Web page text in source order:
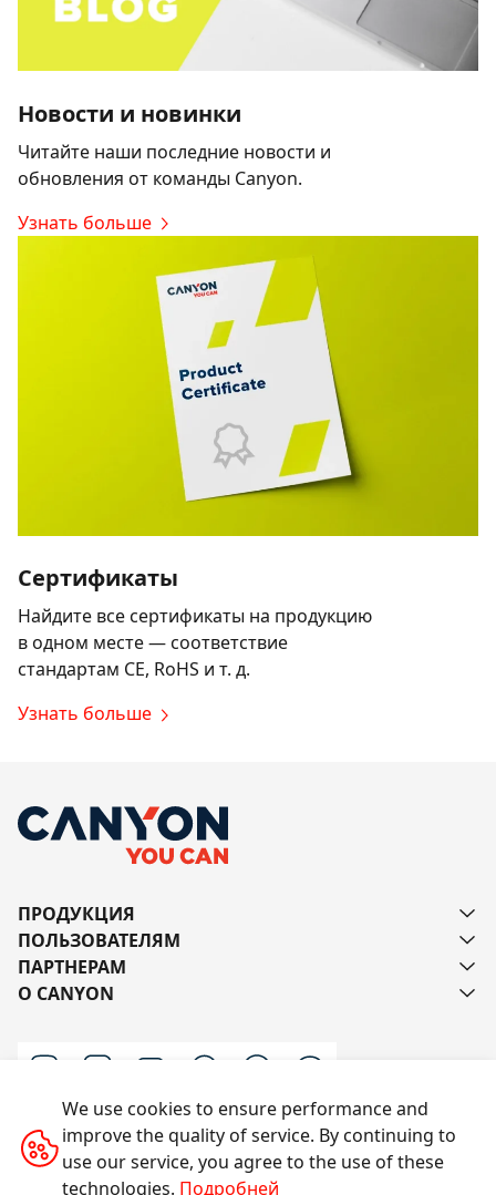
Новости и новинки
Читайте наши последние новости и
обновления от команды Canyon.
Узнать больше
Сертификаты
Найдите все сертификаты на продукцию
в одном месте — соответствие
стандартам CE, RoHS и т. д.
Узнать больше
ПРОДУКЦИЯ
ПОЛЬЗОВАТЕЛЯМ
ПАРТНЕРАМ
О CANYON
Напишите нам
We use cookies to ensure performance and
improve the quality of service. By continuing to
use our service, you agree to the use of these
technologies. Подробней